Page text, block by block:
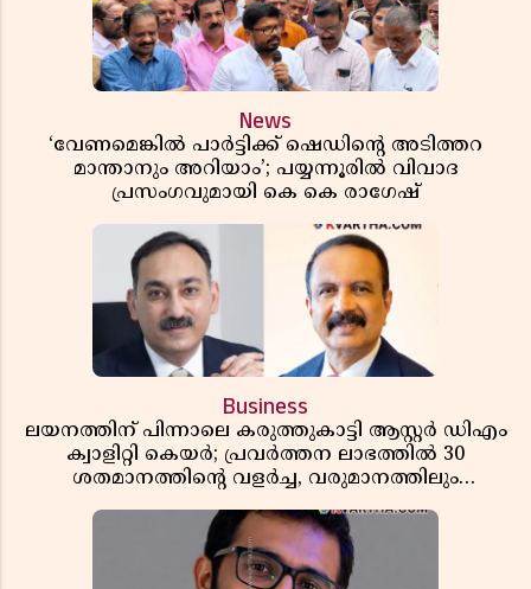
News
‘വേണമെങ്കിൽ പാർട്ടിക്ക് ഷെഡിൻ്റെ അടിത്തറ
മാന്താനും അറിയാം’; പയ്യന്നൂരിൽ വിവാദ
പ്രസംഗവുമായി കെ കെ രാഗേഷ്
Business
ലയനത്തിന് പിന്നാലെ കരുത്തുകാട്ടി ആസ്റ്റർ ഡിഎം
ക്വാളിറ്റി കെയർ; പ്രവർത്തന ലാഭത്തിൽ 30
ശതമാനത്തിൻ്റെ വളർച്ച, വരുമാനത്തിലും
റിപ്പോർട്ട് പുറത്ത്